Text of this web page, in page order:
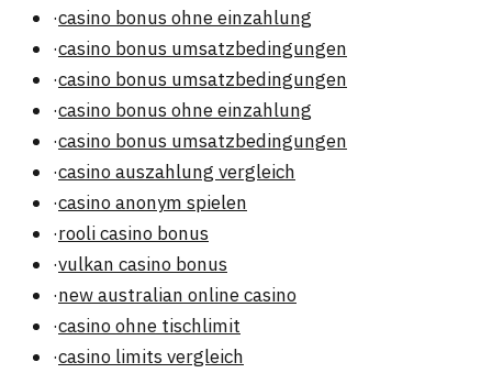
·casino bonus ohne einzahlung
·casino bonus umsatzbedingungen
·casino bonus umsatzbedingungen
·casino bonus ohne einzahlung
·casino bonus umsatzbedingungen
·casino auszahlung vergleich
·casino anonym spielen
·rooli casino bonus
·vulkan casino bonus
·new australian online casino
·casino ohne tischlimit
·casino limits vergleich